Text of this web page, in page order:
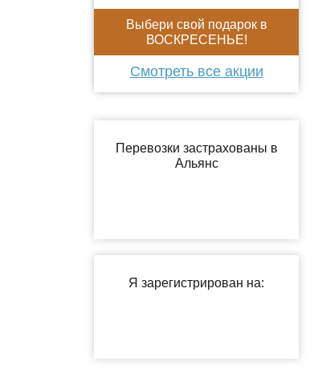
Выбери свой подарок в
ВОСКРЕСЕНЬЕ!
Смотреть все акции